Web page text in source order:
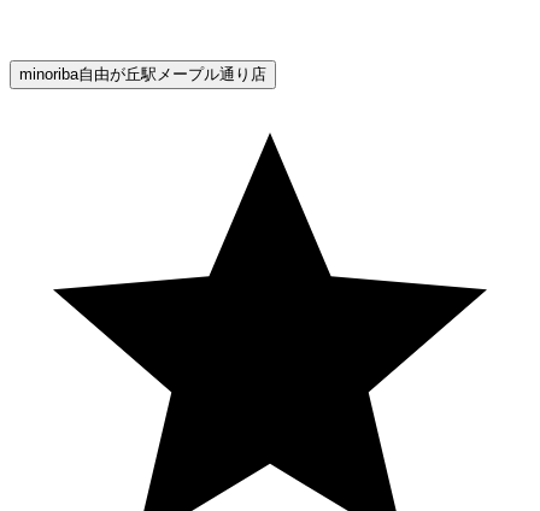
minoriba自由が丘駅メープル通り店